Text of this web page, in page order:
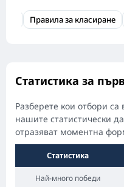
Правила за класиране
Статистика за
Разберете кои отбори
нашите статистически
отразяват моментна
Статистика
Най-много победи